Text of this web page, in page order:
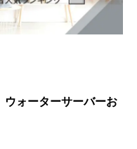
ウォーターサーバーお